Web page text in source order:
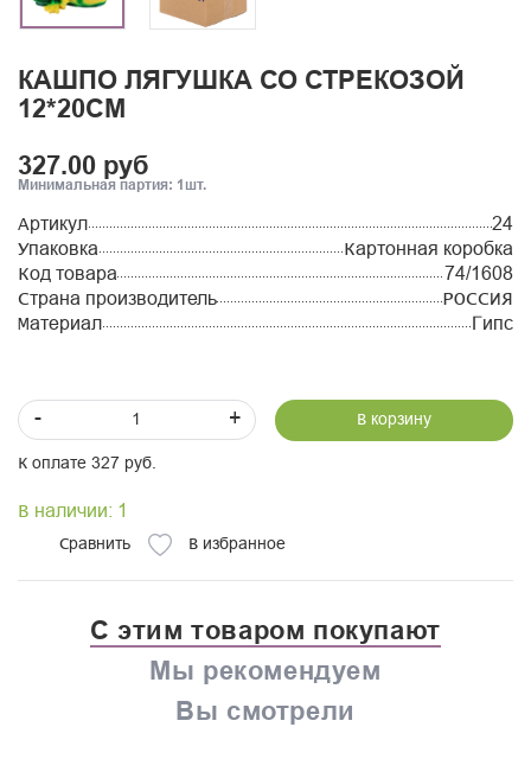
КАШПО ЛЯГУШКА СО СТРЕКОЗОЙ
12*20СМ
327.00 руб
Минимальная партия: 1шт.
Артикул
24
Упаковка
Картонная коробка
Код товара
74/1608
Страна производитель
РОССИЯ
Материал
Гипс
- + В корзину
К оплате 327 руб.
В наличии: 1
Сравнить В избранное
С этим товаром покупают
Мы рекомендуем
Вы смотрели